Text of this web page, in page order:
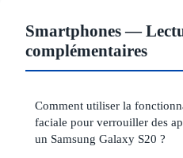
Smartphones —
complémentaires
Comment utiliser la
faciale pour verrouiller des
un Samsung Galaxy S20 ?